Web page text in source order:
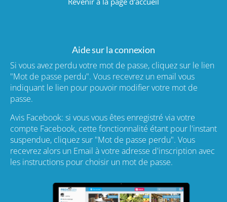
Aide sur la connexion
Si vous avez perdu votre mot de passe, cliquez sur le lien
"Mot de passe perdu". Vous recevrez un email vous
indiquant le lien pour pouvoir modifier votre mot de
passe.
Avis Facebook: si vous vous êtes enregistré via votre
compte Facebook, cette fonctionnalité étant pour l'instant
suspendue, cliquez sur "Mot de passe perdu". Vous
recevrez alors un Email à votre adresse d'inscription avec
les instructions pour choisir un mot de passe.